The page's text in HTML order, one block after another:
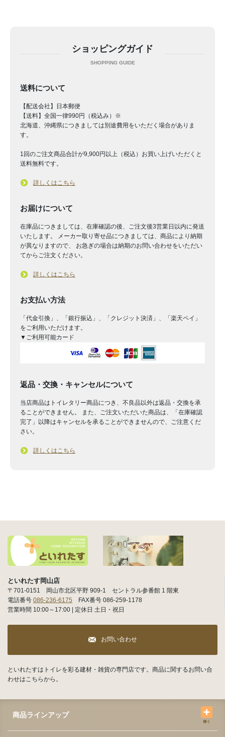
ショッピングガイド
送料について
【配送会社】日本郵便
【送料】全国一律990円（税込み）※
北海道、沖縄県につきましては別途費用をいただく場合がありま
す。
1回のご注文商品合計が9,900円以上（税込）お買い上げいただくと
送料無料です。
詳しくはこちら
お届けについて
在庫品につきましては、在庫確認の後、ご注文後3営業日以内に発送
いたします。 メーカー取り寄せ品につきましては、商品により納期
が異なりますので、 お急ぎの場合は納期のお問い合わせをいただい
てからご注文ください。
詳しくはこちら
お支払い方法
「代金引換」、「銀行振込」、「クレジット決済」、「楽天ペイ」
をご利用いただけます。
▼ご利用可能カード
返品・交換・キャンセルについて
当店商品はトイレタリー商品につき、不良品以外は返品・交換を承
ることができません。 また、ご注文いただいた商品は、「在庫確認
完了」以降はキャンセルを承ることができませんので、ご注意くだ
さい。
詳しくはこちら
といれたす岡山店
〒701-0151 岡山市北区平野 909-1 セントラル参番館 1 階東
電話番号 086-236-6175 FAX番号 086-259-1178
営業時間 10:00～17:00 | 定休日 土日・祝日
お問い合わせ
といれたすはトイレを彩る建材・雑貨の専門店です。商品に関するお問い合
わせはこちらから。
商品ラインアップ